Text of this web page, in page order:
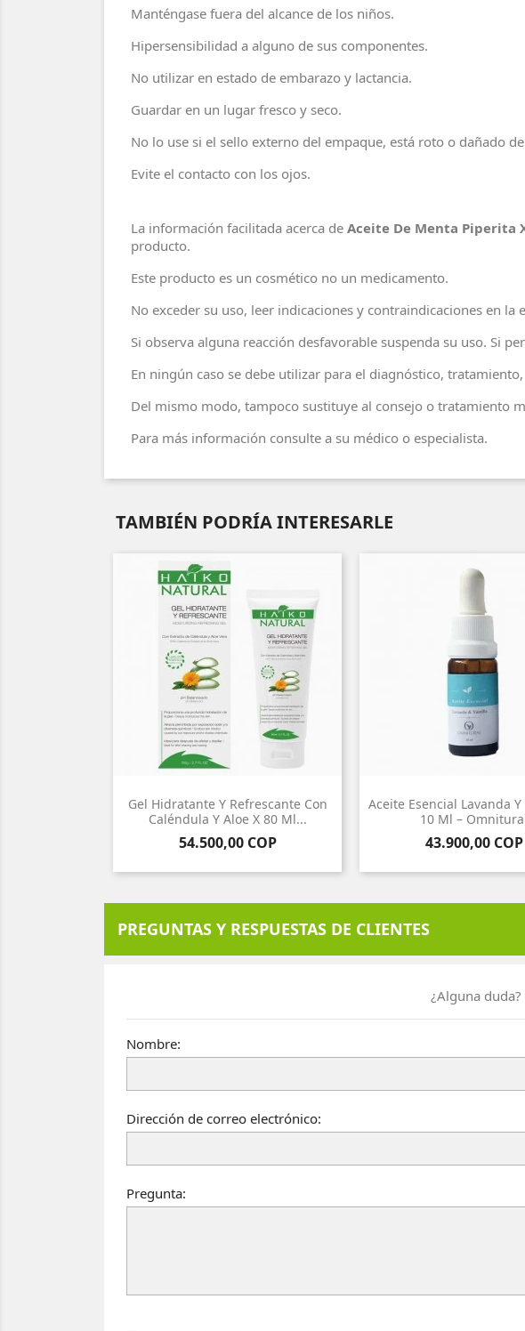
Manténgase fuera del alcance de los niños.
Hipersensibilidad a alguno de sus componentes.
No utilizar en estado de embarazo y lactancia.
Guardar en un lugar fresco y seco.
No lo use si el sello externo del empaque, está roto o dañado
Evite el contacto con los ojos.
La información facilitada acerca de Aceite De Menta Piperita
producto.
Este producto es un cosmético no un medicamento.
No exceder su uso, leer indicaciones y contraindicaciones en la
Si observa alguna reacción desfavorable suspenda su uso. Si
En ningún caso se debe utilizar para el diagnóstico,
Del mismo modo, tampoco sustituye al consejo o tratamiento
Para más información consulte a su médico o especialista.
TAMBIÉN PODRÍA INTERESARLE
Gel Hidratante Y Refrescante Con
Caléndula Y Aloe X 80 Ml...
Precio
54.500,00 COP
Aceite Esencial Lavanda
10 Ml –
Precio
43.900,00 COP
PREGUNTAS Y RESPUESTAS DE CLIENTES
¿Alguna
Nombre:
Dirección de correo electrónico:
Pregunta: